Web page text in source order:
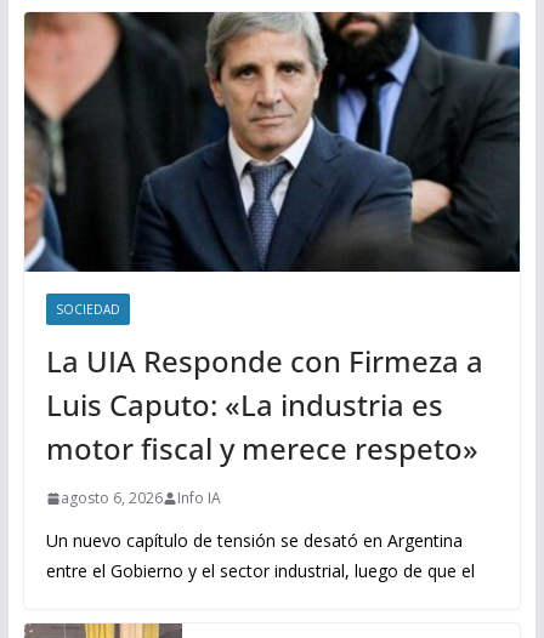
SOCIEDAD
La UIA Responde con Firmeza a
Luis Caputo: «La industria es
motor fiscal y merece respeto»
agosto 6, 2026 Info IA
Un nuevo capítulo de tensión se desató en Argentina
entre el Gobierno y el sector industrial, luego de que el